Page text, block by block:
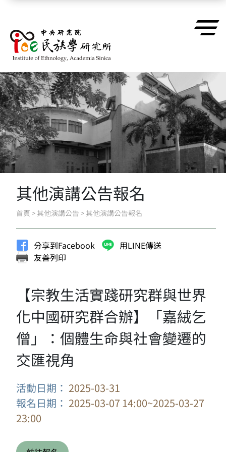
其他演講公告報名
首頁 > 其他演講公告 > 其他演講公告報名
分享到Facebook
用LINE傳送
友善列印
【宗教生活實踐研究群與世界
化中國研究群合辦】「嘉絨乞
僧」：個體生命與社會變遷的
交匯視角
活動日期： 2025-03-31
報名日期： 2025-03-07 14:00~2025-03-27
23:00